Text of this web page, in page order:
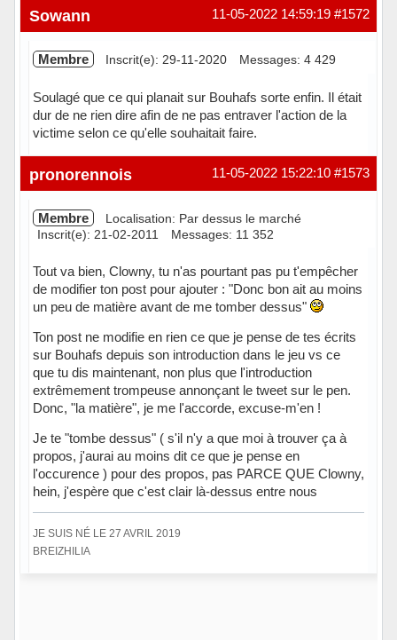
Hors ligne #1572
11-05-2022 14:59:19
Sowann
Membre Inscrit(e): 29-11-2020 Messages: 4 429
Soulagé que ce qui planait sur Bouhafs sorte enfin. Il était
dur de ne rien dire afin de ne pas entraver l'action de la
victime selon ce qu'elle souhaitait faire.
Hors ligne #1573
11-05-2022 15:22:10
pronorennois
Membre
Localisation: Par dessus le marché
Inscrit(e): 21-02-2011
Messages: 11 352
Tout va bien, Clowny, tu n'as pourtant pas pu t'empêcher
de modifier ton post pour ajouter : "Donc bon ait au moins
un peu de matière avant de me tomber dessus"
Ton post ne modifie en rien ce que je pense de tes écrits
sur Bouhafs depuis son introduction dans le jeu vs ce
que tu dis maintenant, non plus que l'introduction
extrêmement trompeuse annonçant le tweet sur le pen.
Donc, "la matière", je me l'accorde, excuse-m'en !
Je te "tombe dessus" ( s'il n'y a que moi à trouver ça à
propos, j'aurai au moins dit ce que je pense en
l'occurence ) pour des propos, pas PARCE QUE Clowny,
hein, j'espère que c'est clair là-dessus entre nous
JE SUIS NÉ LE 27 AVRIL 2019
BREIZHILIA